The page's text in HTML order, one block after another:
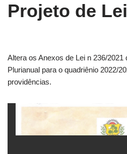
Projeto de
Altera os Anexos de Lei n 236/2021
Plurianual para o quadriênio 2022/
providências.